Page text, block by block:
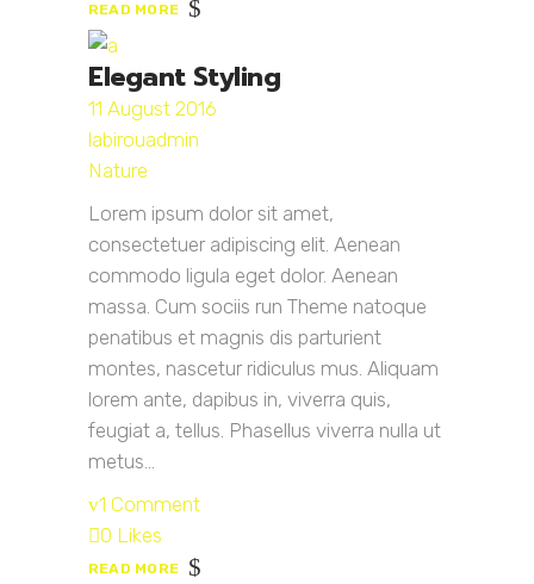
READ MORE
Elegant Styling
11 August 2016
labirouadmin
Nature
Lorem ipsum dolor sit amet,
consectetuer adipiscing elit. Aenean
commodo ligula eget dolor. Aenean
massa. Cum sociis run Theme natoque
penatibus et magnis dis parturient
montes, nascetur ridiculus mus. Aliquam
lorem ante, dapibus in, viverra quis,
feugiat a, tellus. Phasellus viverra nulla ut
metus...
1 Comment
0 Likes
READ MORE